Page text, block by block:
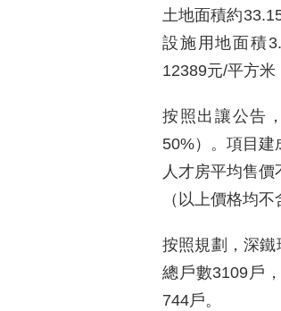
土地面積約
設施用地面積
12389元/平方米
按照出讓公告
50%）。項目建
人才房平均售
（以上價格均不
按照規劃，深鐵
總戶數3109戶
744戶。